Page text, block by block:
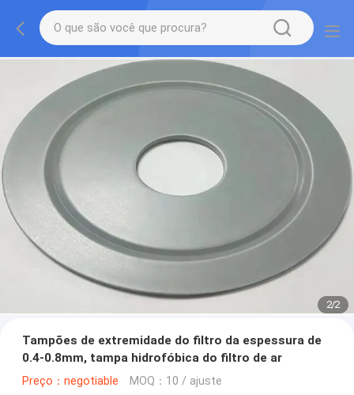
2/2
Tampões de extremidade do filtro da espessura de
0.4-0.8mm, tampa hidrofóbica do filtro de ar
Preço：negotiable MOQ：10 / ajuste